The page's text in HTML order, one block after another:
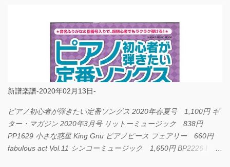
新譜楽譜-2020年02月13日-
ピアノ初心者が弾きたい定番ソングス 2020年春夏号 1,100円 ギ
ター・マガジン 2020年3月号 リットーミュージック 838円
PP1629 小さな惑星 King Gnu ピアノピース フェアリー 660円
fabulous act Vol.11 シンコーミュージック 1,650円 BP2226 I